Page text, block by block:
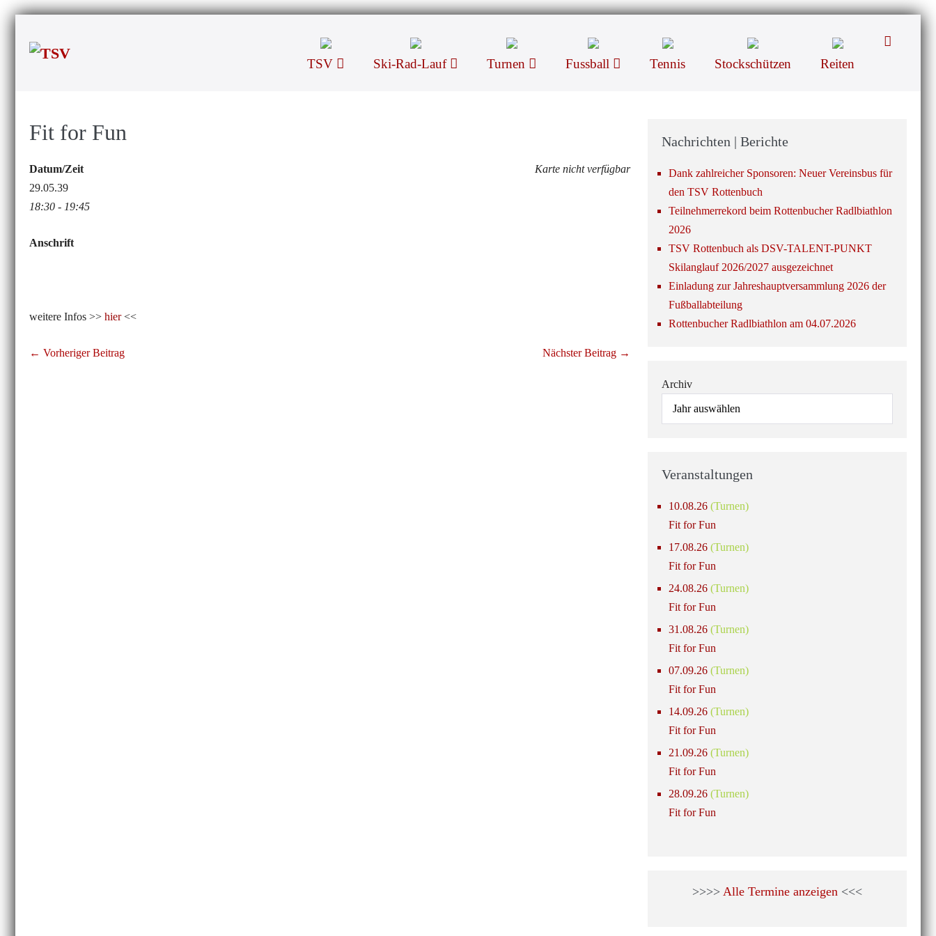
Zum
TSV Ski-Rad-Lauf Turnen Fussball Tennis Stockschützen Reiten
Suche-
Fit for Fun
Karte nicht verfügbar
Datum/Zeit
29.05.39
18:30 - 19:45
Anschrift
weitere Infos >> hier<<
Beitragsnavigation
← Vorheriger Beitrag Nächster Beitrag →
Nachrichten | Berichte
Dank zahlreicher Sponsoren: Neuer Vereinsbus für
den TSV Rottenbuch
Teilnehmerrekord beim Rottenbucher Radlbiathlon
2026
TSV Rottenbuch als DSV-TALENT-PUNKT
Skilanglauf 2026/2027 ausgezeichnet
Einladung zur Jahreshauptversammlung 2026 der
Fußballabteilung
Rottenbucher Radlbiathlon am 04.07.2026
Archiv
Veranstaltungen
10.08.26 (Turnen)
Fit for Fun
17.08.26 (Turnen)
Fit for Fun
24.08.26 (Turnen)
Fit for Fun
31.08.26 (Turnen)
Fit for Fun
07.09.26 (Turnen)
Fit for Fun
14.09.26 (Turnen)
Fit for Fun
21.09.26 (Turnen)
Fit for Fun
28.09.26 (Turnen)
Fit for Fun
>>>> Alle Termine anzeigen<<<